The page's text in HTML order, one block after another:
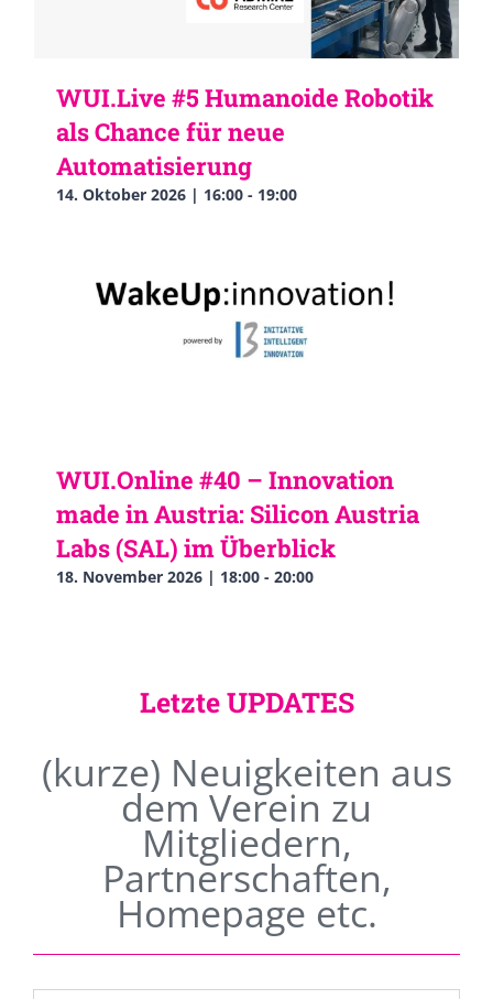
WUI.Live #5 Humanoide Robotik
als Chance für neue
Automatisierung
14. Oktober 2026 | 16:00 - 19:00
WUI.Online #40 – Innovation
made in Austria: Silicon Austria
Labs (SAL) im Überblick
18. November 2026 | 18:00 - 20:00
Letzte UPDATES
(kurze) Neuigkeiten aus
dem Verein zu
Mitgliedern,
Partnerschaften,
Homepage etc.